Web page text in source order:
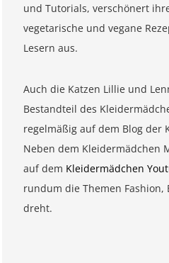
und Tutorials, verschönert
vegetarische und vegane
Lesern aus.
Auch die Katzen Lillie und
Bestandteil des
regelmäßig auf dem Blog der
Neben dem Kleidermädchen
auf dem Kleidermädchen
rundum die Themen Fashion,
dreht.